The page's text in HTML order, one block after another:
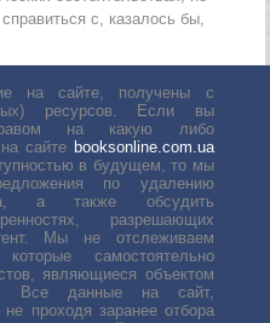
с, казалось бы,
на сайте, получены с
ресурсов. Если вы
на какую либо
сайте booksonline.com.ua
в будущем, то мы
по удалению
а также обсудить
разрешающих
Мы не отслеживаем
самостоятельно
являющиеся объектом
Все данные на сайт,
проходя заранее отбора